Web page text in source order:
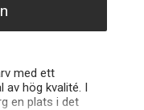
med ett
av hög kvalité. I
en plats i det